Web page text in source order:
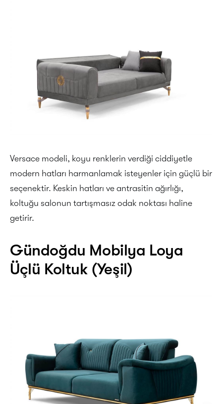
Versace modeli, koyu renklerin verdiği ciddiyetle
modern hatları harmanlamak isteyenler için güçlü bir
seçenektir. Keskin hatları ve antrasitin ağırlığı,
koltuğu salonun tartışmasız odak noktası haline
getirir.
Gündoğdu Mobilya Loya
Üçlü Koltuk (Yeşil)